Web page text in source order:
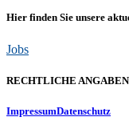
Hier finden Sie unsere
Jobs
RECHTLICHE ANGABEN
ImpressumDatenschutz